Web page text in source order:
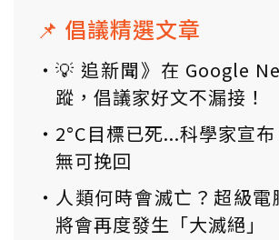
📌 倡議精選文章
💡 追新聞》在 Google
蹤，倡議家好文不漏接！
2°C目標已死...科學家宣
無可挽回
人類何時會滅亡？超級電
將會再度發生「大滅絕」